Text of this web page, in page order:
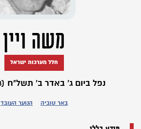
משה ויין
חלל מערכות ישראל
נפל ביום ג' באדר ב' תשל"ח (12/03/1978)
באר טוביה הנוער העובד